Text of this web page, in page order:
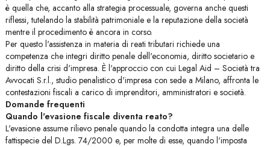
è quella che, accanto alla strategia processuale, governa anche questi
riflessi, tutelando la stabilità patrimoniale e la reputazione della società
mentre il procedimento è ancora in corso.
Per questo l'assistenza in materia di reati tributari richiede una
competenza che integri diritto penale dell'economia, diritto societario e
diritto della crisi d'impresa. È l'approccio con cui Legal Aid – Società tra
Avvocati S.r.l., studio penalistico d'impresa con sede a Milano, affronta le
contestazioni fiscali a carico di imprenditori, amministratori e società.
Domande frequenti
Quando l'evasione fiscale diventa reato?
L'evasione assume rilievo penale quando la condotta integra una delle
fattispecie del D.Lgs. 74/2000 e, per molte di esse, quando l'imposta